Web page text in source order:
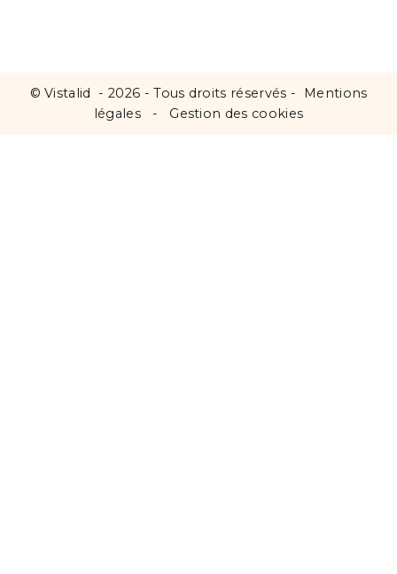
©Vistalid - 2026 - Tous droits réservés -
Mentions
légales
- Gestion des cookies